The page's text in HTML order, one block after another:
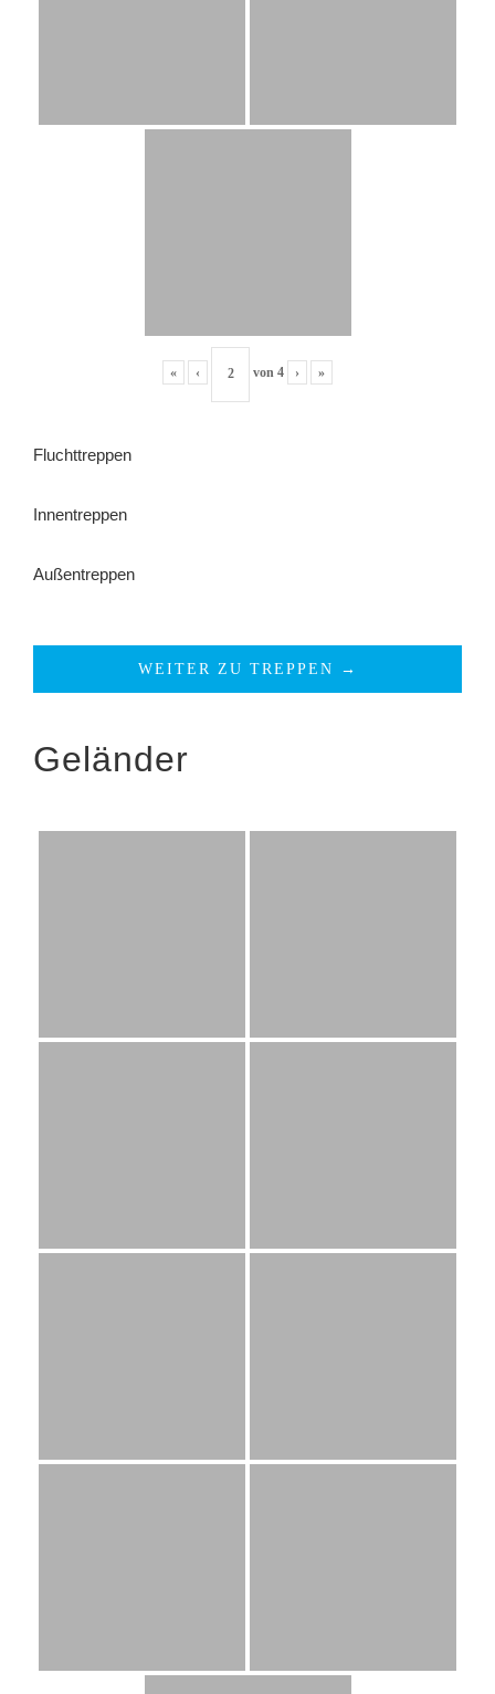
« ‹ von 4 › »
Fluchttreppen
Innentreppen
Außentreppen
WEITER ZU TREPPEN →
Geländer